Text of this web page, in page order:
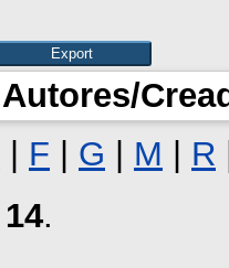
Autores/
F G M R
14.